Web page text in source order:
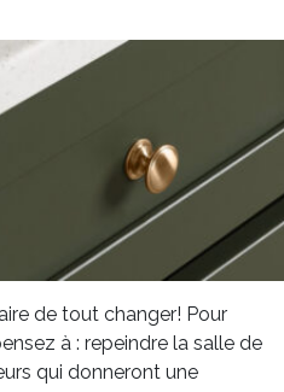
de tout changer! Pour
à : repeindre la salle de
qui donneront une